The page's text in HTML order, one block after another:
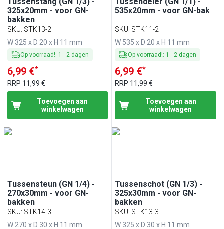
Tussenstang (GN 1/3) -
325x20mm - voor GN-
bakken
SKU: STK13-2
W 325 x D 20 x H 11 mm
Op voorraad!: 1 - 2 dagen
6,99 €*
RRP 11,99 €
Toevoegen aan
winkelwagen
Tussendeler (GN 1/1) -
535x20mm - voor GN-bak
SKU: STK11-2
W 535 x D 20 x H 11 mm
Op voorraad!: 1 - 2 dagen
6,99 €*
RRP 11,99 €
Toevoegen aan
winkelwagen
Tussensteun (GN 1/4) -
270x30mm - voor GN-
bakken
SKU: STK14-3
W 270 x D 30 x H 11 mm
Tussenschot (GN 1/3) -
325x30mm - voor GN-
bakken
SKU: STK13-3
W 325 x D 30 x H 11 mm